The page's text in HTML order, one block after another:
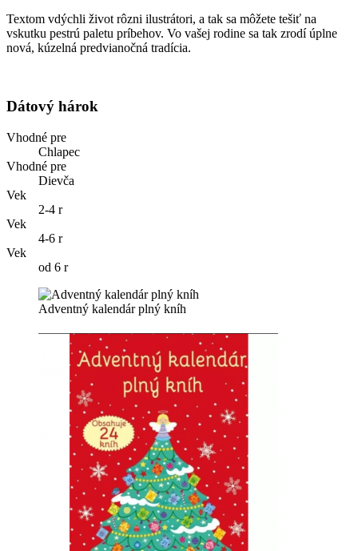
Textom vdýchli život rôzni ilustrátori, a tak sa môžete tešiť na
vskutku pestrú paletu príbehov. Vo vašej rodine sa tak zrodí úplne
nová, kúzelná predvianočná tradícia.
Dátový hárok
Vhodné pre
Chlapec
Vhodné pre
Dievča
Vek
2-4 r
Vek
4-6 r
Vek
od 6 r
Adventný kalendár plný kníh